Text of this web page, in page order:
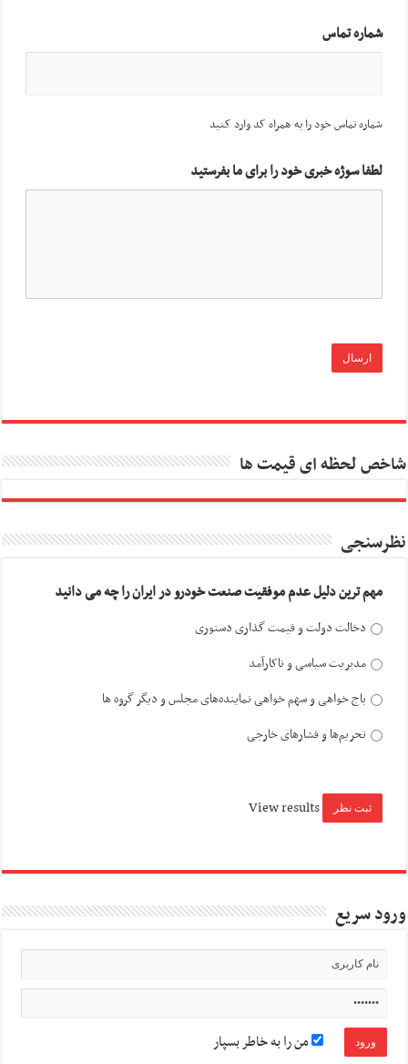
شماره تماس
شماره تماس خود را به همراه کد وارد کنید
لطفا سوژه خبری خود را برای ما بفرستید
شاخص لحظه ای قیمت ها
نظرسنجی
مهم ترین دلیل عدم موفقیت صنعت خودرو در ایران را چه می دانید
دخالت دولت و قیمت گذاری دستوری
مدیریت سیاسی و ناکارآمد
باج خواهی و سهم خواهی نماینده‌های مجلس و دیگر گروه ها
تحریم‌ها و فشارهای خارجی
View results
ورود سریع
من را به خاطر بسپار